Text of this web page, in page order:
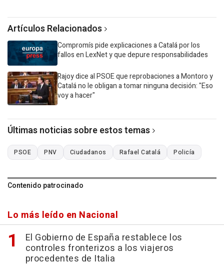
Artículos Relacionados
Compromís pide explicaciones a Catalá por los
fallos en LexNet y que depure responsabilidades
Rajoy dice al PSOE que reprobaciones a Montoro y
Catalá no le obligan a tomar ninguna decisión: "Eso
voy a hacer"
Últimas noticias sobre estos temas
PSOE PNV Ciudadanos Rafael Catalá Policía
Contenido patrocinado
Lo más leído en Nacional
El Gobierno de España restablece los
controles fronterizos a los viajeros
procedentes de Italia